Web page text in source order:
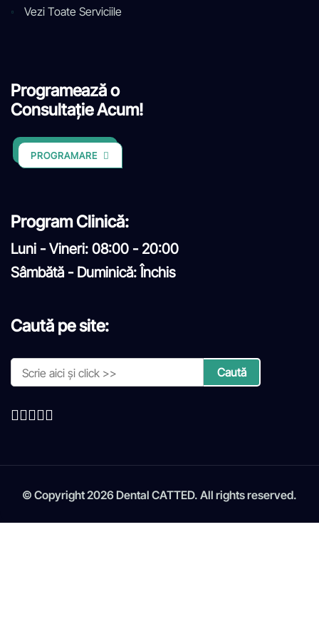
Vezi Toate Serviciile
Programează o
Consultație Acum!
PROGRAMARE
Program Clinică:
Luni - Vineri: 08:00 - 20:00
Sâmbătă - Duminică: Închis
Caută pe site:
© Copyright 2026 Dental CATTED. All rights reserved.